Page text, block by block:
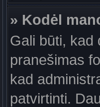
» Kodėl
Gali būti, kad
pranešimas
kad
patvirtinti.